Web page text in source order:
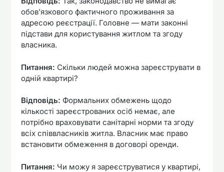
обов’язкового фактичного проживання за
адресою реєстрації. Головне — мати законні
підстави для користування житлом та згоду
власника.
Питання: Скільки людей можна зареєструвати в
одній квартирі?
Відповідь: Формальних обмежень щодо
кількості зареєстрованих осіб немає, але
потрібно враховувати санітарні норми та згоду
всіх співвласників житла. Власник має право
встановити обмеження в договорі оренди.
Питання: Чи можу я зареєструватися у квартирі,